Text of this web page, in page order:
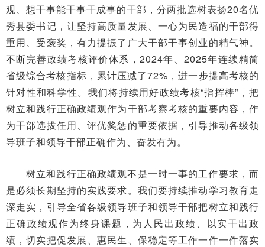
观、想干事能干事干成事的干部，分两批选树表扬20名优
秀县委书记，让坚持高质量发展、一心为民造福的干部得
重用、受褒奖，有力提振了广大干部干事创业的精气神。
不断完善政绩考核评价体系，2024年、2025年连续精简
省级综合考核指标，累计压减了72%，进一步提高考核的
针对性和科学性。我们将持续用好政绩考核“指挥棒”，把
树立和践行正确政绩观作为干部考察考核的重要内容，作
为干部选拔任用、评优奖惩的重要依据，引导推动各级领
导班子和领导干部正确作为、奋发有为。
树立和践行正确政绩观不是一时一事的工作要求，而
是必须长期坚持的实践要求。我们要持续推动学习教育走
深走实，引导全省各级领导班子和领导干部把树立和践行
正确政绩观作为终身课题，为人民出政绩、以实干出政
绩，切实把促发展、惠民生、保稳定等工作一件一件落实